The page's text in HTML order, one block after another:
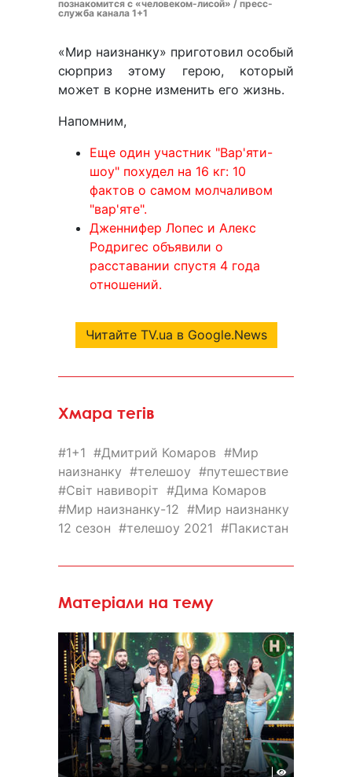
познакомится с «человеком-лисой» / пресс-
служба канала 1+1
«Мир наизнанку» приготовил особый
сюрприз этому герою, который
может в корне изменить его жизнь.
Напомним,
Еще один участник "Вар'яти-
шоу" похудел на 16 кг: 10
фактов о самом молчаливом
"вар'яте".
Дженнифер Лопес и Алекс
Родригес объявили о
расставании спустя 4 года
отношений.
Читайте TV.ua в Google.News
Хмара тегів
1+1 Дмитрий Комаров
Мир
наизнанку
телешоу
путешествие
Світ навиворіт
Дима Комаров
Мир наизнанку-12
Мир наизнанку
12 сезон
телешоу 2021 Пакистан
Матеріали на тему